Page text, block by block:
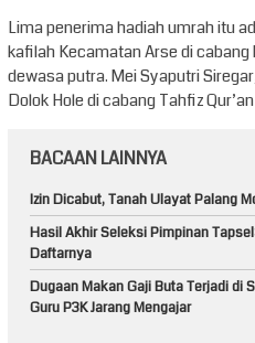
Lima penerima hadiah umrah itu
kafilah Kecamatan Arse di cabang
dewasa putra. Mei Syaputri
Dolok Hole di cabang Tahfiz
BACAAN LAINNYA
Izin Dicabut, Tanah Ulayat Palang
Hasil Akhir Seleksi Pimpinan
Daftarnya
Dugaan Makan Gaji Buta Terjadi di
Guru P3K Jarang Mengajar